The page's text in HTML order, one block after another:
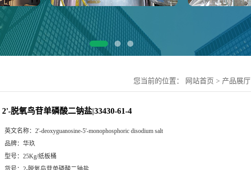
您当前的位置： 网站首页 > 产品展厅
2'-脱氧鸟苷单磷酸二钠盐|33430-61-4
英文名称： 2'-deoxyguanosine-5'-monophosphoric disodium salt
品牌： 华玖
型号： 25Kg/纸板桶